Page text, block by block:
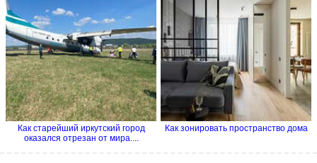
Как старейший иркутский город
оказался отрезан от мира....
Как зонировать пространство дома